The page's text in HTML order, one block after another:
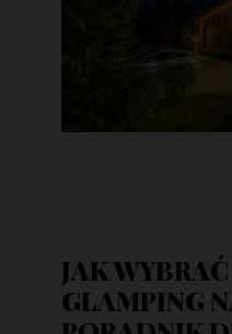
JAK
GLAMPING